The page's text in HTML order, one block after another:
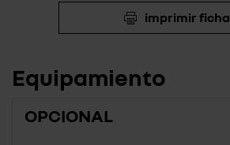
imprimir ficha
Equipamiento
OPCIONAL